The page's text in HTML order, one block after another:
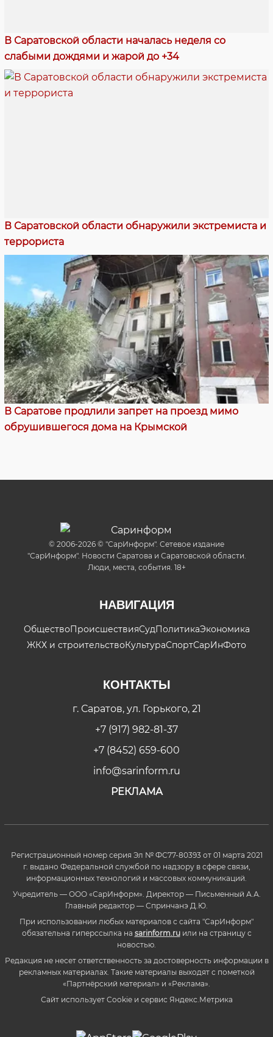
В Саратовской области началась неделя со
слабыми дождями и жарой до +34
В Саратовской области обнаружили экстремиста и
террориста
В Саратове продлили запрет на проезд мимо
обрушившегося дома на Крымской
© 2006-2026 © "СарИнформ". Сетевое издание
"СарИнформ". Новости Саратова и Саратовской области.
Люди, места, события. 18+
НАВИГАЦИЯ
ОбществоПроисшествияСудПолитикаЭкономика
ЖКХ и строительствоКультураСпортСарИнФото
КОНТАКТЫ
г. Саратов, ул. Горького, 21
+7 (917) 982-81-37
+7 (8452) 659-600
info@sarinform.ru
РЕКЛАМА
Регистрационный номер серия Эл № ФС77-80393 от 01 марта 2021
г. выдано Федеральной службой по надзору в сфере связи,
информационных технологий и массовых коммуникаций.
Учредитель — ООО «СарИнформ». Директор — Письменный А.А.
Главный редактор — Спринчанэ Д.Ю.
При использовании любых материалов с сайта "СарИнформ"
обязательна гиперссылка на sarinform.ruили на страницу с
новостью.
Редакция не несет ответственность за достоверность информации в
рекламных материалах. Такие материалы выходят с пометкой
«Партнёрский материал» и «Реклама».
Сайт использует Cookie и сервиc Яндекс.Метрика